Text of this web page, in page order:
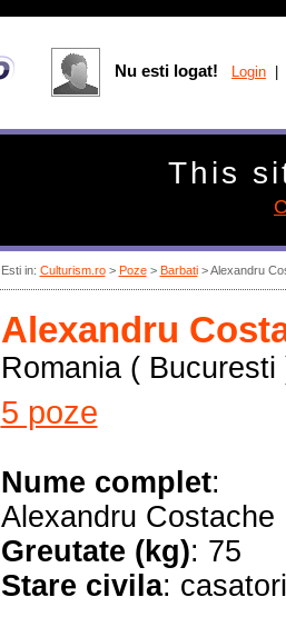
Esti in: Culturism.ro> Poze> Barbati> Alexandru
Alexandru
Romania ( Bucuresti
5 poze
Nume complet:
Alexandru Costache
Greutate (kg): 75
Stare civila:
Nu esti logat! Login
This